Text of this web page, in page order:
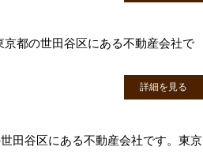
都の世田谷区にある不動産会社で
詳細を見る
田谷区にある不動産会社です。東京